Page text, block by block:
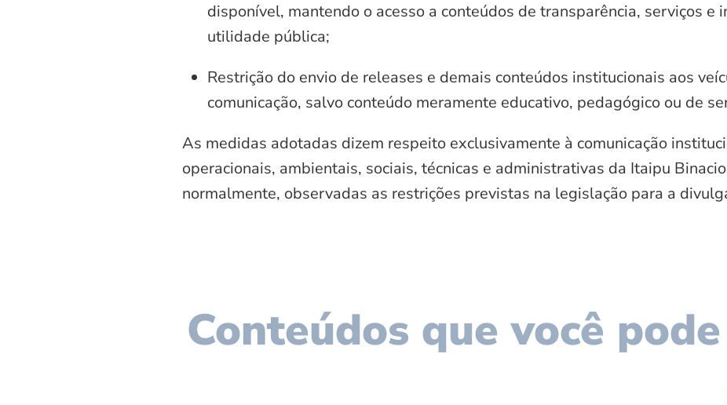
disponível, mantendo o acesso a conteúdos de transparência, serviços e
utilidade pública;
Restrição do envio de releases e demais conteúdos institucionais aos
comunicação, salvo conteúdo meramente educativo, pedagógico ou de
As medidas adotadas dizem respeito exclusivamente à comunicação
operacionais, ambientais, sociais, técnicas e administrativas da Itaipu
normalmente, observadas as restrições previstas na legislação para a
Conteúdos que você